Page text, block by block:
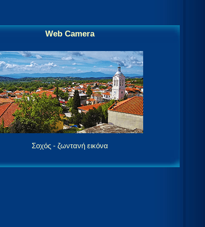
Web Camera
Σοχός - ζωντανή εικόνα